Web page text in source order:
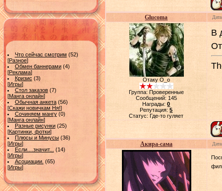
Что сейчас смотрим (52)
[Разное]
Обмен баннерами (4)
[Реклама]
Кризис (3)
[Игры]
Стол заказов (7)
[Манга онлайн]
Обычная анкета (56)
[Скажи новичкам Ня!]
Сочиняем мангу (0)
[Манга онлайн]
Разные рисунки (25)
[Картинки, фотки]
Плюсы и Минусы (36)
[Игры]
Если....значит...
(14)
[Игры]
Асоциации. (65)
[Игры]
Glucoma
Отаку О_о
Группа: Проверенные
Сообщений: 145
Награды:0
Репутация:5
Статус:Где-то гуляет
В
Акира-сама